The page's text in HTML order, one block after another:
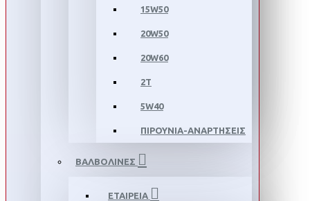
15W50
20W50
20W60
2T
5W40
ΠΙΡΟΥΝΙΑ-ΑΝΑΡΤΗΣΕΙΣ
ΒΑΛΒΟΛΙΝΕΣ
ΕΤΑΙΡΕΙΑ